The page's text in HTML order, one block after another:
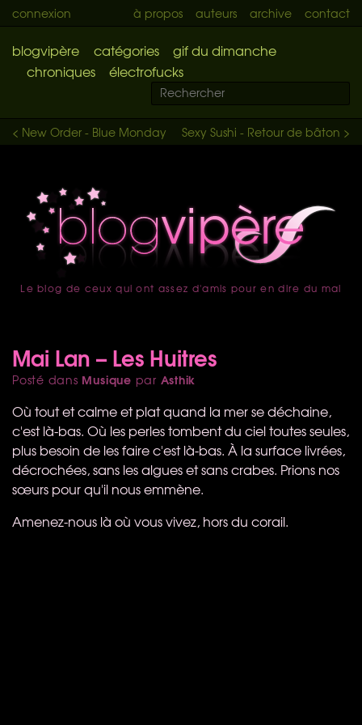
connexion à propos auteurs archive contact
blogvipère catégories
gif du dimanche
chroniques
électrofucks
Sexy Sushi - Retour de bâton >
< New Order - Blue Monday
accueil
Le blog de ceux qui ont assez d'amis pour en dire du mal
Mai Lan – Les Huitres
Posté dans Musique par Asthik
Où tout et calme et plat quand la mer se déchaine,
c'est là-bas. Où les perles tombent du ciel toutes seules,
plus besoin de les faire c'est là-bas. À la surface livrées,
décrochées, sans les algues et sans crabes. Prions nos
sœurs pour qu'il nous emmène.
Amenez-nous là où vous vivez, hors du corail.